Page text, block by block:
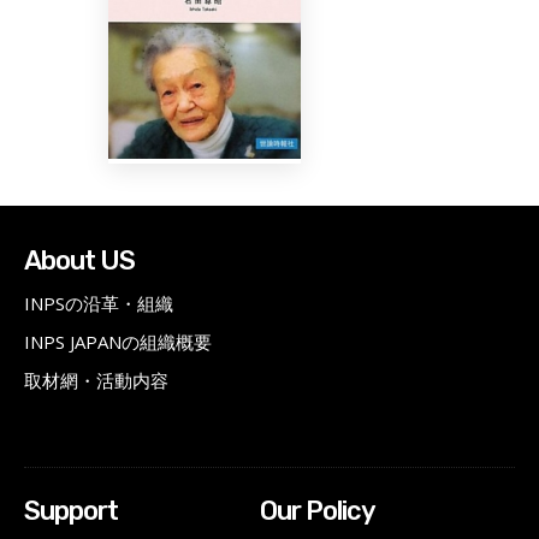
About US
INPSの沿革・組織
INPS JAPANの組織概要
取材網・活動内容
Support Our Policy